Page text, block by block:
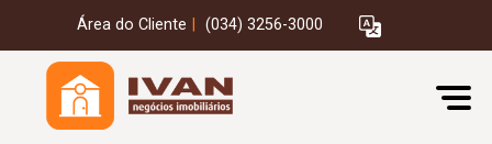
Área do Cliente (034) 3256-3000